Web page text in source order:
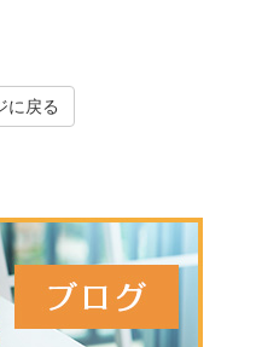
に戻る